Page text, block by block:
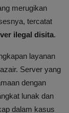
merugikan
tercatat
ilegal disita.
layanan
Server yang
dengan
lunak dan
dalam kasus